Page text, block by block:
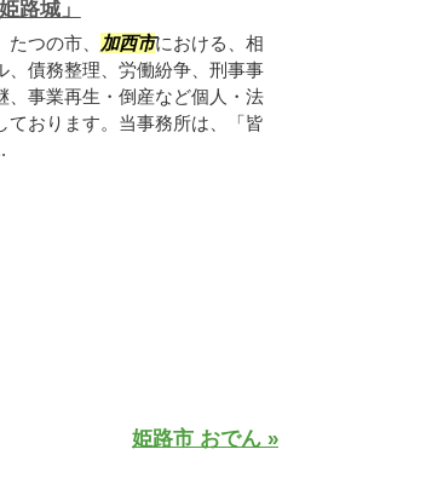
路城」
つの市、 加西市における、相
、債務整理、労働紛争、刑事事
、事業再生・倒産など個人・法
ております。当事務所は、「皆
姫路市 おでん »